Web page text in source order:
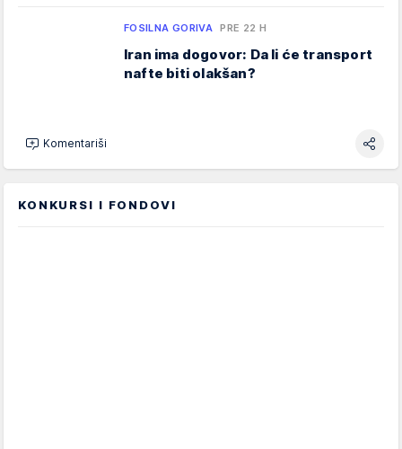
FOSILNA GORIVA PRE 22 H
Iran ima dogovor: Da li će transport
nafte biti olakšan?
Komentariši
KONKURSI I FONDOVI